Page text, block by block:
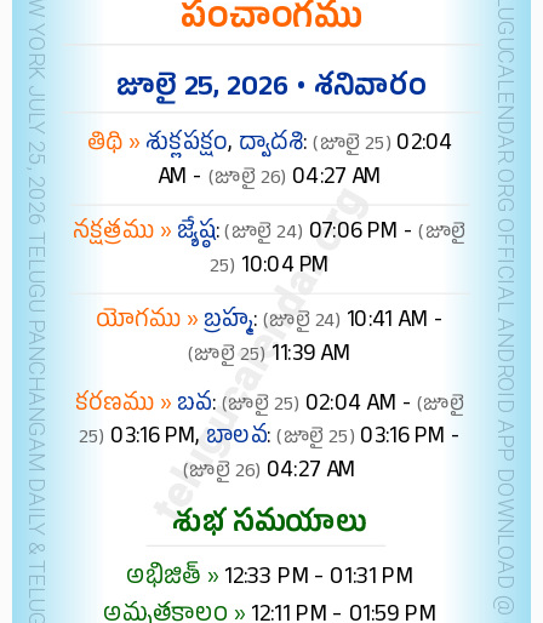
NEW YORK JULY 25, 2026 TELUGU PANCHANGAM DAILY & TELUGU FESTIVALS (IST) TELUGUCALENDAR.ORG OFFICIAL ANDROID APP
పంచాంగము
జూలై 25, 2026 • శనివారం
తిథి » శుక్లపక్షం, ద్వాదశి:(జూలై 25) 02:04
AM - (జూలై 26) 04:27 AM
నక్షత్రము » జ్యేష్ఠ:(జూలై 24) 07:06 PM -(జూలై
25) 10:04 PM
యోగము »బ్రహ్మ:(జూలై 24) 10:41 AM -
(జూలై 25) 11:39 AM
కరణము » బవ:(జూలై 25) 02:04 AM -(జూలై
25) 03:16 PM, బాలవ:(జూలై 25) 03:16 PM -
(జూలై 26) 04:27 AM
శుభ సమయాలు
అభిజిత్ » 12:33 PM - 01:31 PM